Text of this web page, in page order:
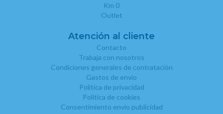
Km 0
Outlet
Atención al cliente
Contacto
Trabaja con nosotros
Condiciones generales de contratación
Gastos de envío
Política de privacidad
Política de cookies
Consentimiento envío publicidad